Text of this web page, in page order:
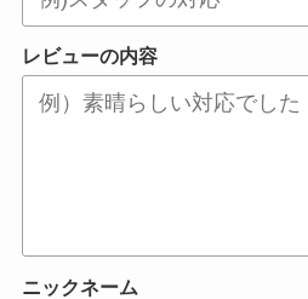
レビューの内容
ニックネーム